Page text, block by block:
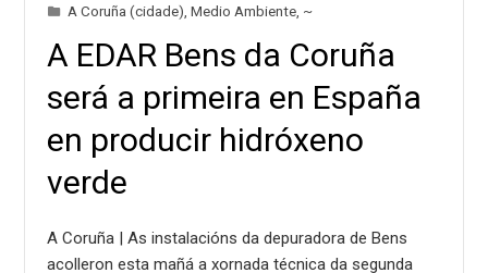
A Coruña (cidade) ,Medio Ambiente ~
A EDAR Bens da Coruña
será a primeira en España
en producir hidróxeno
verde
A Coruña | As instalacións da depuradora de Bens
acolleron esta mañá a xornada técnica da segunda